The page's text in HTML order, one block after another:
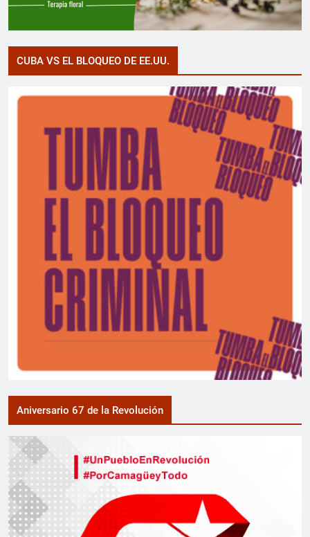
CUBA VS EL BLOQUEO DE EE.UU.
Aniversario 67 de la Revolución